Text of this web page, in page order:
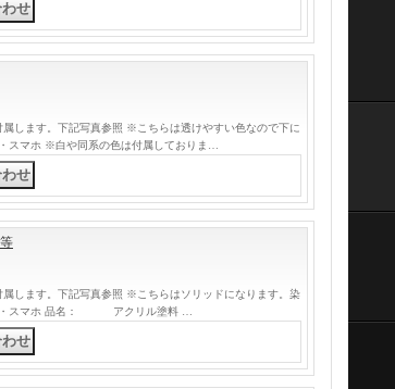
します。下記写真参照 ※こちらは透けやすい色なので下に
マホ ※白や同系の色は付属しておりま…
します。下記写真参照 ※こちらはソリッドになります。染
・スマホ 品名： アクリル塗料 …